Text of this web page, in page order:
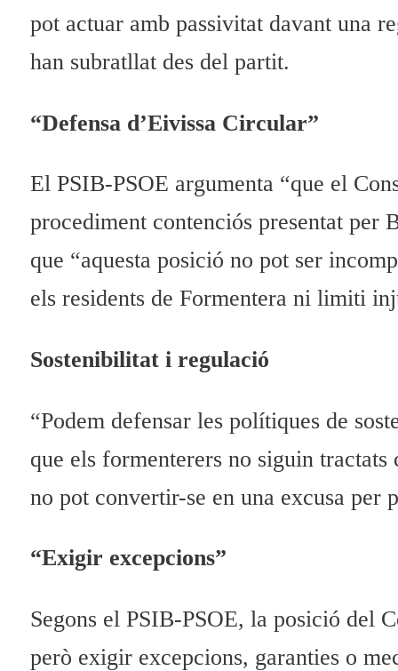
pot actuar amb passivitat davant una
han subratllat des del partit.
“Defensa d’Eivissa Circular”
El PSIB-PSOE argumenta “que el
procediment contenciós presentat per
que “aquesta posició no pot ser
els residents de Formentera ni limiti
Sostenibilitat i regulació
“Podem defensar les polítiques de
que els formenterers no siguin
no pot convertir-se en una excusa per
“Exigir excepcions”
Segons el PSIB-PSOE, la posició del
però exigir excepcions, garanties o